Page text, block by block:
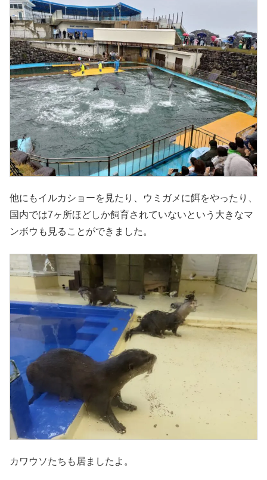
他にもイルカショーを見たり、ウミガメに餌をやったり、
国内では7ヶ所ほどしか飼育されていないという大きなマ
ンボウも見ることができました。
カワウソたちも居ましたよ。